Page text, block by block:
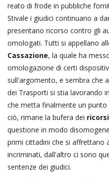
reato di frode in pubbliche
Stivale i giudici continuano a
presentano ricorso contro gli
omologati. Tutti si appellano
Cassazione, la quale ha
omologazione di certi
sull'argomento, e sembra che
dei Trasporti si stia lavorando
che metta finalmente un
ciò, rimane la bufera dei ricorsi
questione in modo
primi cittadini che si affrettano
incriminati, dall'altro ci sono
sentenze dei giudici.